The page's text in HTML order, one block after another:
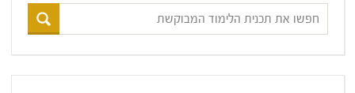
חפשו
את
תכנית
המבוקשת